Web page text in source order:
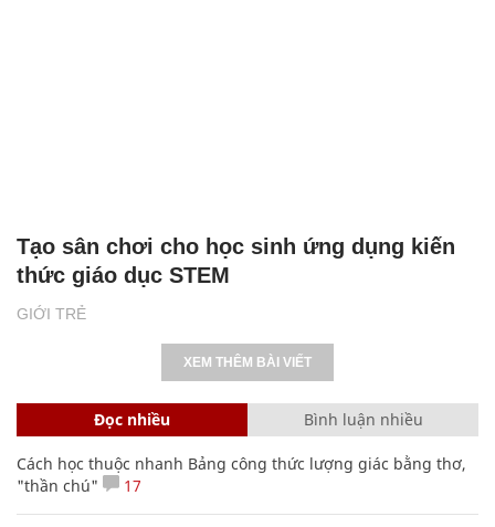
GIỚI TRẺ
Tạo sân chơi cho học sinh ứng dụng kiến
thức giáo dục STEM
XEM THÊM BÀI VIẾT
Đọc nhiều Bình luận nhiều
Cách học thuộc nhanh Bảng công thức lượng giác bằng thơ,
"thần chú"
17